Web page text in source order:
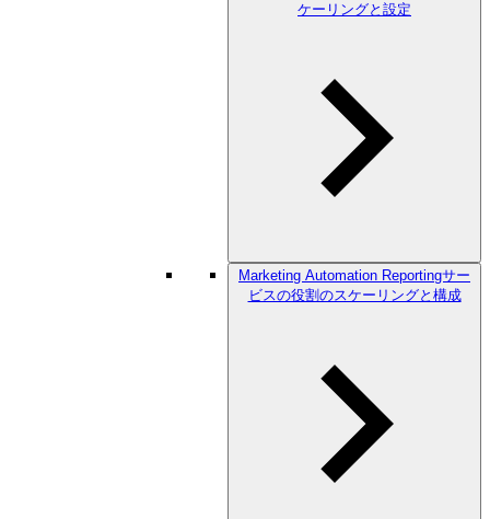
ケーリングと設定
Marketing Automation Reportingサー
ビスの役割のスケーリングと構成